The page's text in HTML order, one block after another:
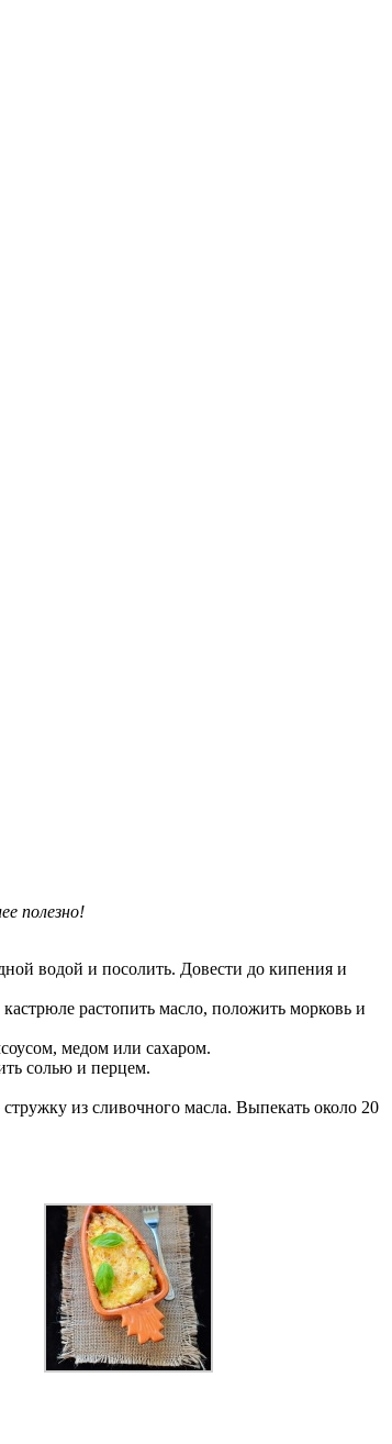
полезно!
водой и посолить. Довести до кипения и
растопить масло, положить морковь и
медом или сахаром.
солью и перцем.
из сливочного масла. Выпекать около 20